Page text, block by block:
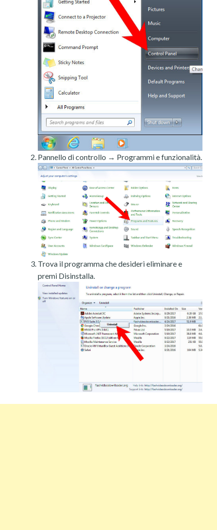
Pannello di controllo → Programmi e funzionalità.
Trova il programma che desideri eliminare e
premi Disinstalla.